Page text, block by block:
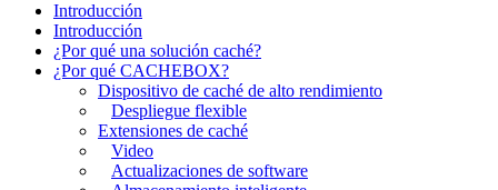
Introducción
Introducción
¿Por qué una solución caché?
¿Por qué CACHEBOX?
Dispositivo de caché de alto rendimiento
Despliegue flexible
Extensiones de caché
Video
Actualizaciones de software